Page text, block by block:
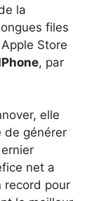
la
files
Store
, par
elle
de générer
net a
record pour